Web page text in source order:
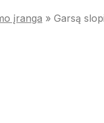
įranga » Garsą